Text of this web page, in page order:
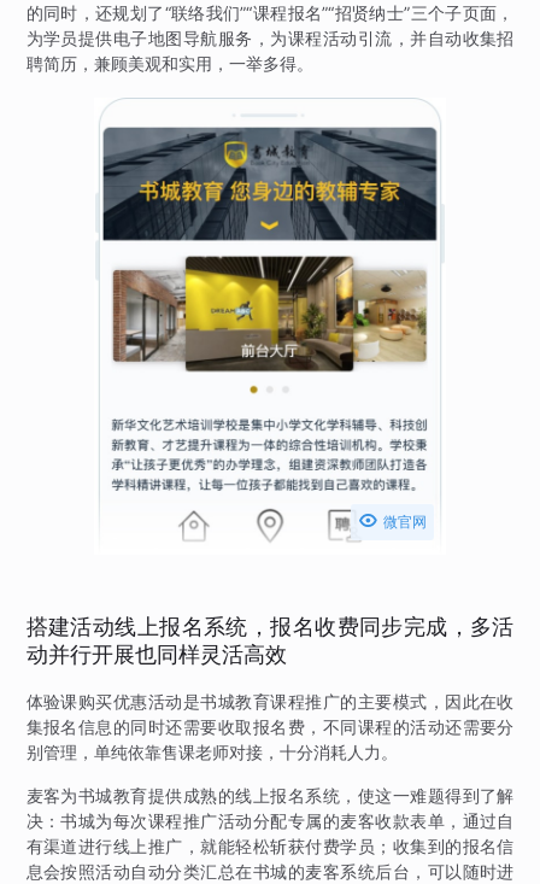
的同时，还规划了“联络我们”“课程报名”“招贤纳士”三个子页面，
为学员提供电子地图导航服务，为课程活动引流，并自动收集招
聘简历，兼顾美观和实用，一举多得。
 微官网
搭建活动线上报名系统，报名收费同步完成，多活
动并行开展也同样灵活高效
体验课购买优惠活动是书城教育课程推广的主要模式，因此在收
集报名信息的同时还需要收取报名费，不同课程的活动还需要分
别管理，单纯依靠售课老师对接，十分消耗人力。
麦客为书城教育提供成熟的线上报名系统，使这一难题得到了解
决：书城为每次课程推广活动分配专属的麦客收款表单，通过自
有渠道进行线上推广，就能轻松斩获付费学员；收集到的报名信
息会按照活动自动分类汇总在书城的麦客系统后台，可以随时进